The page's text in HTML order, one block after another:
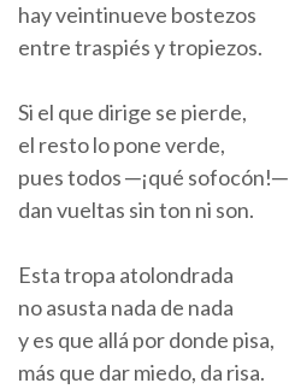
hay veintinueve bostezos
entre traspiés y tropiezos.
Si el que dirige se pierde,
el resto lo pone verde,
pues todos ─¡qué sofocón!─
dan vueltas sin ton ni son.
Esta tropa atolondrada
no asusta nada de nada
y es que allá por donde pisa,
más que dar miedo, da risa.